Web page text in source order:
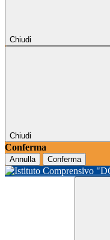
Chiudi
Chiudi
Conferma
Annulla Conferma